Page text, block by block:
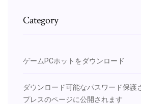
Category
ゲームPCホットをダウンロード
ダウンロード可能なパスワード保護
プレスのページに公開されます